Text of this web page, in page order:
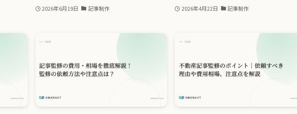
2026年6月19日 記事制作 2026年4月22日 記事制作